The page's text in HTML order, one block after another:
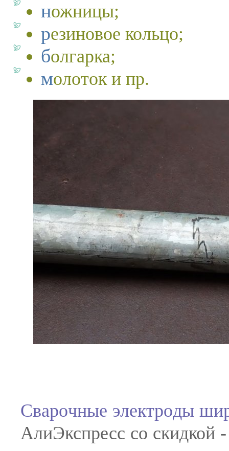
ножницы;
резиновое кольцо;
болгарка;
молоток и пр.
Сварочные электроды
АлиЭкспресс со скидкой